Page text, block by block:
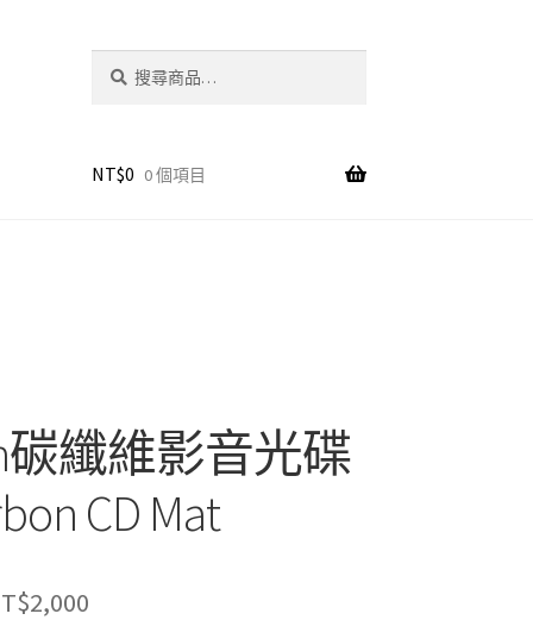
字:
NT$0 0 個項目
碳纖維影音光碟
CD Mat
2,000目